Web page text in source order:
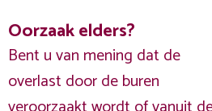
Oorzaak elders?
Bent u van mening dat de
overlast door de buren